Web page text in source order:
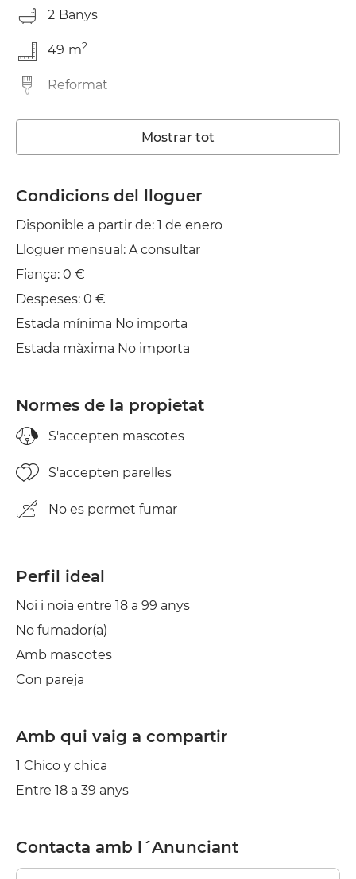
2 Banys
49 m2
Reformat
Rentadora
Ascensor
Wifi
TV
Estenedor
Planxa
Mostrar tot
Condicions del lloguer
Disponible a partir de: 1 de enero
Lloguer mensual: A consultar
Fiança: 0 €
Despeses: 0 €
Estada mínima No importa
Estada màxima No importa
Normes de la propietat
S'accepten mascotes
S'accepten parelles
No es permet fumar
Perfil ideal
Noi i noia entre 18 a 99 anys
No fumador(a)
Amb mascotes
Con pareja
Amb qui vaig a compartir
1 Chico y chica
Entre 18 a 39 anys
Contacta amb l´Anunciant